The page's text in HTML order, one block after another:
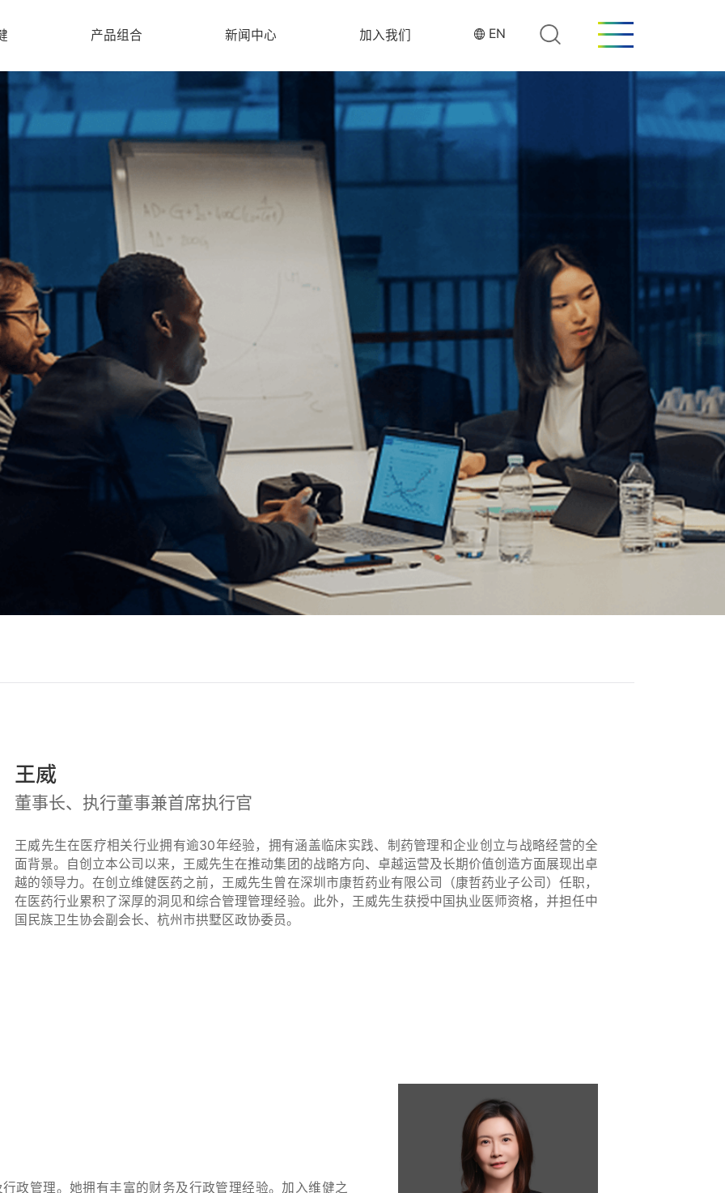
产品组合 新闻中心 加入我们 EN
王威
董事长、执行董事兼首席执行官
王威先生在医疗相关行业拥有逾30年经验，拥有涵盖临床实践、制药管理和企业创立与战略经营的全
面背景。自创立本公司以来，王威先生在推动集团的战略方向、卓越运营及长期价值创造方面展现出卓
越的领导力。在创立维健医药之前，王威先生曾在深圳市康哲药业有限公司（康哲药业子公司）任职，
在医药行业累积了深厚的洞见和综合管理管理经验。此外，王威先生获授中国执业医师资格，并担任中
国民族卫生协会副会长、杭州市拱墅区政协委员。
政管理。她拥有丰富的财务及行政管理经验。加入维健之